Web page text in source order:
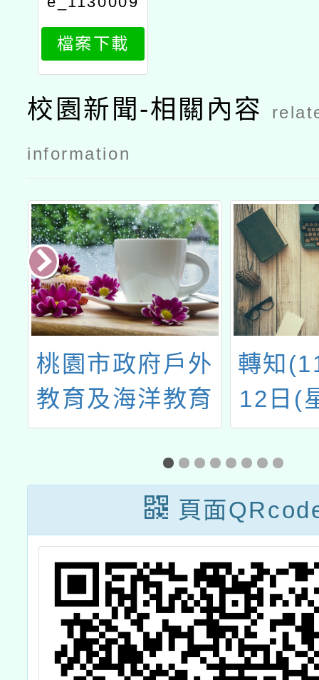
3932_attac
h1
檔案下載
校園新聞-相關內容
information
桃園市政府戶外
教育及海洋教育
中心114學年度
專業工作人員遴
選實施計畫
轉知
12日(
7月
一)
開放
風雲
氣象
頁面